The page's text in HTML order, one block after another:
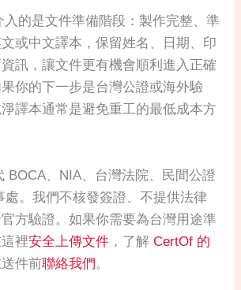
入的是文件準備階段：製作完整、準
或中文譯本，保留姓名、日期、印
訊，讓文件更有機會順利進入正確
你的下一步是台灣公證或海外驗
譯本通常是避免重工的最低成本方
BOCA、NIA、台灣法院、民間公證
處。我們不核發簽證、不提供法律
方驗證。如果你需要為台灣用途準
裡安全上傳文件 ，了解CertOf 的
送件前聯絡我們。